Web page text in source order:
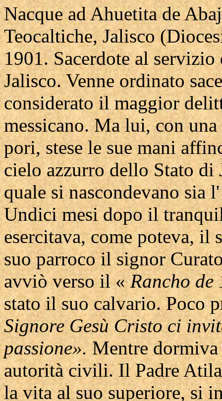
Nacque ad Ahuetita de
Teocaltiche, Jalisco
1901. Sacerdote al
Jalisco. Venne ordinato
considerato il maggior
messicano. Ma lui, con
pori, stese le sue mani
cielo azzurro dello Stato
quale si nascondevano sia
Undici mesi dopo il
esercitava, come poteva, il
suo parroco il signor
avviò verso il «Rancho de
stato il suo calvario. Poco
Signore Gesù Cristo ci
passione».Mentre
autorità civili. Il Padre
la vita al suo superiore, si